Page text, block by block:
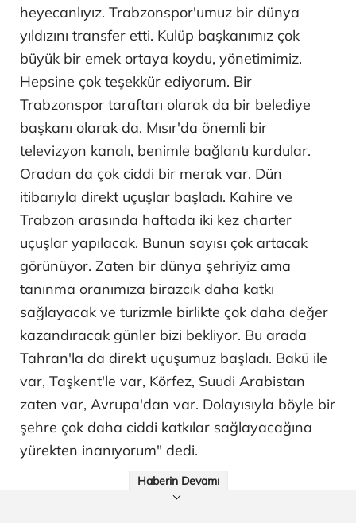
heyecanlıyız. Trabzonspor'umuz bir dünya
yıldızını transfer etti. Kulüp başkanımız çok
büyük bir emek ortaya koydu, yönetimimiz.
Hepsine çok teşekkür ediyorum. Bir
Trabzonspor taraftarı olarak da bir belediye
başkanı olarak da. Mısır'da önemli bir
televizyon kanalı, benimle bağlantı kurdular.
Oradan da çok ciddi bir merak var. Dün
itibarıyla direkt uçuşlar başladı. Kahire ve
Trabzon arasında haftada iki kez charter
uçuşlar yapılacak. Bunun sayısı çok artacak
görünüyor. Zaten bir dünya şehriyiz ama
tanınma oranımıza birazcık daha katkı
sağlayacak ve turizmle birlikte çok daha değer
kazandıracak günler bizi bekliyor. Bu arada
Tahran'la da direkt uçuşumuz başladı. Bakü ile
var, Taşkent'le var, Körfez, Suudi Arabistan
zaten var, Avrupa'dan var. Dolayısıyla böyle bir
şehre çok daha ciddi katkılar sağlayacağına
yürekten inanıyorum" dedi.
Haberin Devamı